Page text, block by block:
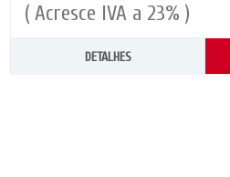
( Acresce IVA a 23% )
DETALHES